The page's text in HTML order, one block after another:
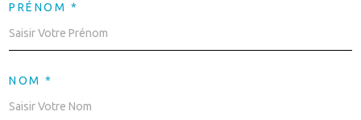
PRÉNOM *
NOM *